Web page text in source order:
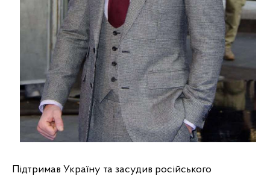
Підтримав Україну та засудив російського